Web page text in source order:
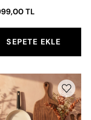
TL
SEPETE EKLE
Jumbo
Toledo
Swiss
Crystal